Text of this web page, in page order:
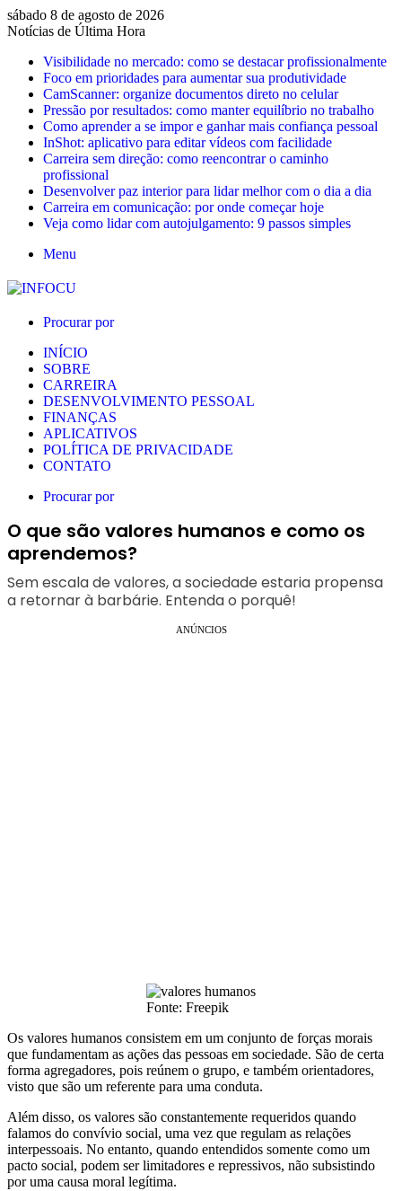
sábado 8 de agosto de 2026
Notícias de Última Hora
Visibilidade no mercado: como se destacar profissionalmente
Foco em prioridades para aumentar sua produtividade
CamScanner: organize documentos direto no celular
Pressão por resultados: como manter equilíbrio no trabalho
Como aprender a se impor e ganhar mais confiança pessoal
InShot: aplicativo para editar vídeos com facilidade
Carreira sem direção: como reencontrar o caminho
profissional
Desenvolver paz interior para lidar melhor com o dia a dia
Carreira em comunicação: por onde começar hoje
Veja como lidar com autojulgamento: 9 passos simples
Menu
Procurar por
INÍCIO
SOBRE
CARREIRA
DESENVOLVIMENTO PESSOAL
FINANÇAS
APLICATIVOS
POLÍTICA DE PRIVACIDADE
CONTATO
Procurar por
O que são valores humanos e como os
aprendemos?
Sem escala de valores, a sociedade estaria propensa
a retornar à barbárie. Entenda o porquê!
ANÚNCIOS
Fonte: Freepik
Os valores humanos consistem em um conjunto de forças morais
que fundamentam as ações das pessoas em sociedade. São de certa
forma agregadores, pois reúnem o grupo, e também orientadores,
visto que são um referente para uma conduta.
Além disso, os valores são constantemente requeridos quando
falamos do convívio social, uma vez que regulam as relações
interpessoais. No entanto, quando entendidos somente como um
pacto social, podem ser limitadores e repressivos, não subsistindo
por uma causa moral legítima.